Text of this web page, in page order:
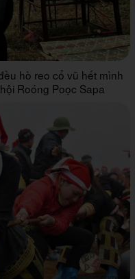
hò reo cổ vũ hết mình
Roóng Poọc Sapa